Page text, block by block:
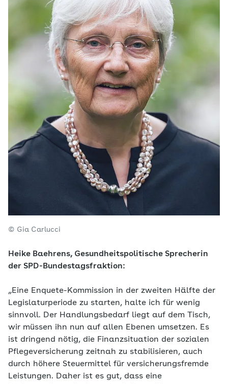
© Gia Carlucci
Heike Baehrens, Gesundheitspolitische Sprecherin
der SPD-Bundestagsfraktion:
„Eine Enquete-Kommission in der zweiten Hälfte der
Legislaturperiode zu starten, halte ich für wenig
sinnvoll. Der Handlungsbedarf liegt auf dem Tisch,
wir müssen ihn nun auf allen Ebenen umsetzen. Es
ist dringend nötig, die Finanzsituation der sozialen
Pflegeversicherung zeitnah zu stabilisieren, auch
durch höhere Steuermittel für versicherungsfremde
Leistungen. Daher ist es gut, dass eine